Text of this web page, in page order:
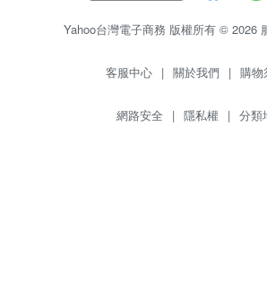
Yahoo台灣電子商務 版權所有 © 2026
客服中心 | 關於我們 | 購物
網路安全 | 隱私權 | 分類